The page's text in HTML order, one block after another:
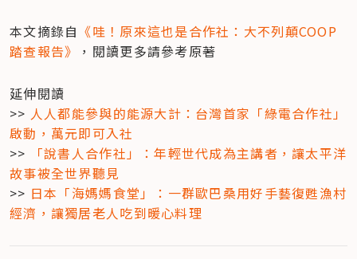
本文摘錄自 《哇！原來這也是合作社：大不列顛COOP
踏查報告》
，閱讀更多請參考原著
延伸閱讀
>> 人人都能參與的能源大計：台灣首家「綠電合作社」
啟動，萬元即可入社
>>
「說書人合作社」：年輕世代成為主講者，讓太平洋
故事被全世界聽見
>> 日本「海媽媽食堂」：一群歐巴桑用好手藝復甦漁村
經濟，讓獨居老人吃到暖心料理